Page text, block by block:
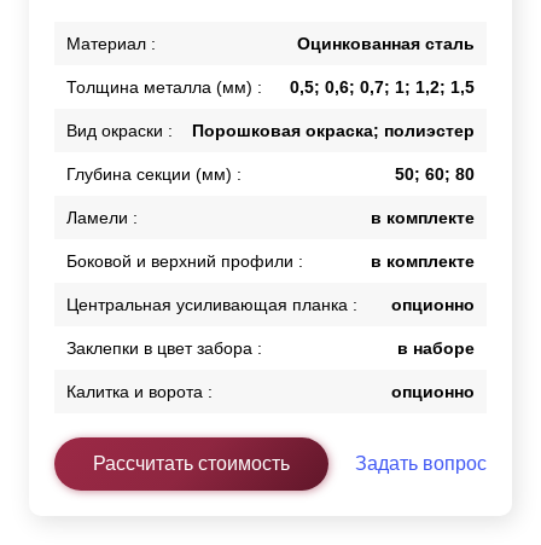
Материал : Оцинкованная сталь
Толщина металла (мм) : 0,5; 0,6; 0,7; 1; 1,2; 1,5
Вид окраски : Порошковая окраска; полиэстер
Глубина секции (мм) : 50; 60; 80
Ламели : в комплекте
Боковой и верхний профили : в комплекте
Центральная усиливающая планка : опционно
Заклепки в цвет забора : в наборе
Калитка и ворота : опционно
Рассчитать стоимость Задать вопрос